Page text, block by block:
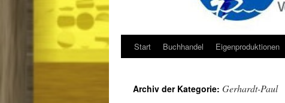
Zum
springen
Start Buchhandel Eigenproduktionen
Archiv der Kategorie: Gerhardt-Paul